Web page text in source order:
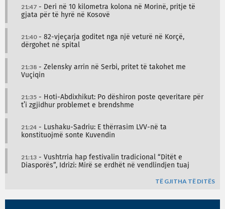
21:47 - Deri në 10 kilometra kolona në Morinë, pritje të
gjata për të hyrë në Kosovë
21:40- 82-vjeçarja goditet nga një veturë në Korçë,
dërgohet në spital
21:38 - Zelensky arrin në Serbi, pritet të takohet me
Vuçiqin
21:35 - Hoti-Abdixhikut: Po dëshiron poste qeveritare për
t’i zgjidhur problemet e brendshme
21:24 - Lushaku-Sadriu: E thërrasim LVV-në ta
konstituojmë sonte Kuvendin
21:13 - Vushtrria hap festivalin tradicional “Ditët e
Diasporës”, Idrizi: Mirë se erdhët në vendlindjen tuaj
TË GJITHA TË DITËS